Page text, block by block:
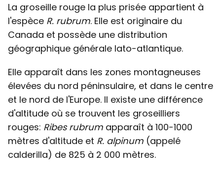
La groseille rouge la plus prisée appartient à
l'espèce R. rubrum. Elle est originaire du
Canada et possède une distribution
géographique générale lato-atlantique.
Elle apparaît dans les zones montagneuses
élevées du nord péninsulaire, et dans le centre
et le nord de l'Europe. Il existe une différence
d'altitude où se trouvent les groseilliers
rouges: Ribes rubrum apparaît à 100-1000
mètres d'altitude et R. alpinum (appelé
calderilla) de 825 à 2 000 mètres.